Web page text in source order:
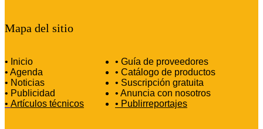
Mapa del sitio
• Inicio
• Agenda
• Noticias
• Publicidad
• Artículos técnicos
• Guía de proveedores
• Catálogo de productos
• Suscripción gratuita
• Anuncia con nosotros
• Publirreportajes